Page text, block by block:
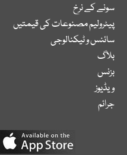
سونے کے نرخ
پیٹرولیم مصنوعات کی قیمتیں
سائنس و ٹیکنالوجی
بلاگ
بزنس
ویڈیوز
جرائم